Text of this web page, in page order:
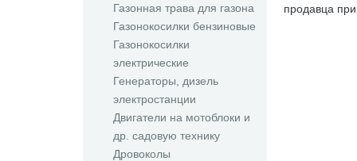
Газонная трава для газона
Газонокосилки бензиновые
Газонокосилки
электрические
Генераторы, дизель
электростанции
Двигатели на мотоблоки и
др. садовую технику
Дровоколы
продавца